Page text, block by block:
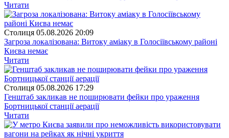
Читати
Столиця 05.08.2026 20:09
Загроза локалізована: Витоку аміаку в Голосіївському районі
Києва немає
Читати
Столиця 05.08.2026 17:29
Генштаб закликав не поширювати фейки про ураження
Бортницької станції аерації
Читати